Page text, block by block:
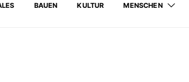
BAUEN KULTUR MENSCHEN